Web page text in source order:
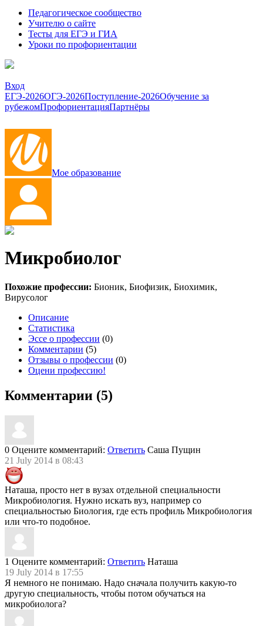
Педагогическое сообщество
Учителю о сайте
Тесты для ЕГЭ и ГИА
Уроки по профориентации
Вход
ЕГЭ-2026ОГЭ-2026Поступление-2026Обучение за
рубежомПрофориентацияПартнёры
Мое образование
Микробиолог
Похожие профессии: Бионик, Биофизик, Биохимик,
Вирусолог
Описание
Статистика
Эссе о профессии (0)
Комментарии (5)
Отзывы о профессии (0)
Оцени профессию!
Комментарии (5)
0 Оцените комментарий: Ответить Саша Пущин
21 July 2014 в 08:43
Наташа, просто нет в вузах отдельной специальности
Микробиология. Нужно искать вуз, например со
специальностью Биология, где есть профиль Микробиология
или что-то подобное.
1 Оцените комментарий: Ответить Наташа
19 July 2014 в 17:55
Я немного не понимаю. Надо сначала получить какую-то
другую специальность, чтобы потом обучаться на
микробиолога?